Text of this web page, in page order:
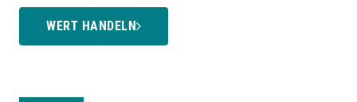
WERT HANDELN